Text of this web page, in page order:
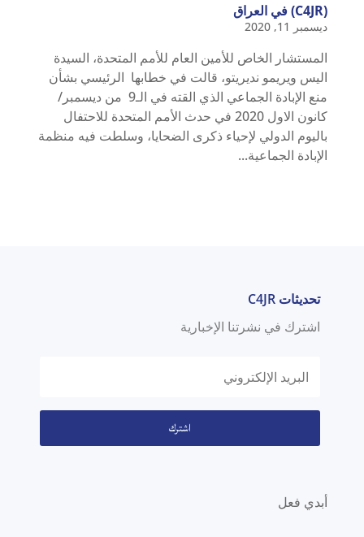
(C4JR) في العراق
ديسمبر 11, 2020
المستشار الخاص للأمين العام للأمم المتحدة، السيدة
اليس ويريمو نديريتو، قالت في خطابها الرئيسي بشأن
منع الإبادة الجماعي الذي القته في الـ9 من ديسمبر/
كانون الاول 2020 في حدث الأمم المتحدة للاحتفال
باليوم الدولي لإحياء ذكرى الضحايا، وسلطت فيه منظمة
الإبادة الجماعية...
تحديثات C4JR
اشترك في نشرتنا الإخبارية
اشترك
أبدي فعل